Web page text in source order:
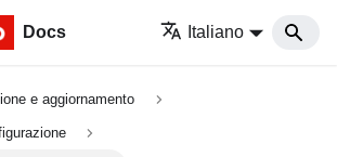
Docs Italiano
e aggiornamento